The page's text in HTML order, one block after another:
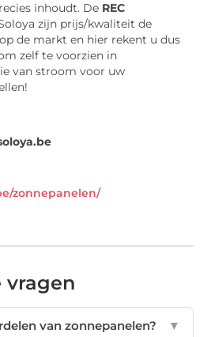
inhoudt. De REC
zijn prijs/kwaliteit de
de markt en hier rekent u dus
zelf te voorzien in
van stroom voor uw
zonnepanelen/
vragen
van zonnepanelen? ▼